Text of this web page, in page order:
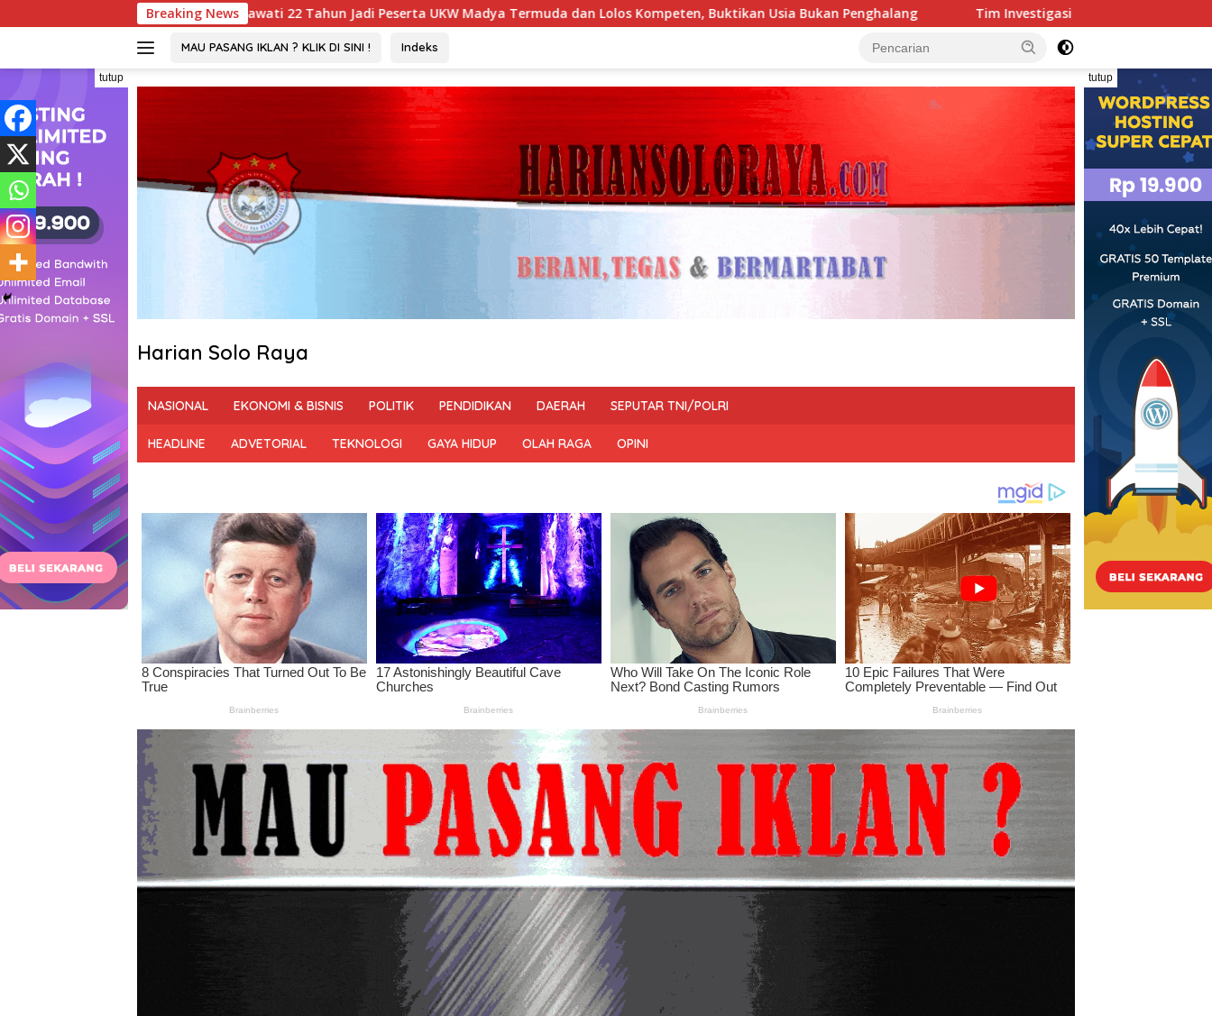
ke
Breaking News
! Wartawati 22 Tahun Jadi Peserta UKW Madya Termuda dan Lolos Kompeten, Buktikan Usia Bukan Penghalang Tim Investigasi Temukan Dugaan Penimbunan BBM Solar Subsidi,
MAU PASANG IKLAN ? KLIK DI SINI ! Indeks
tutup tutup
Harian Solo Raya
Tegas
Bermartabat
NASIONAL EKONOMI & BISNIS POLITIK PENDIDIKAN DAERAH SEPUTAR TNI/POLRI
HEADLINE ADVETORIAL TEKNOLOGI GAYA HIDUP OLAH RAGA OPINI